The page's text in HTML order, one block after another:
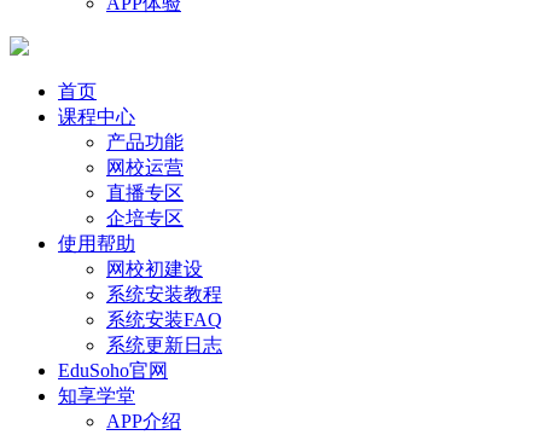
首页
课程中心
产品功能
网校运营
直播专区
企培专区
使用帮助
网校初建设
系统安装教程
系统安装FAQ
系统更新日志
EduSoho官网
知享学堂
APP介绍